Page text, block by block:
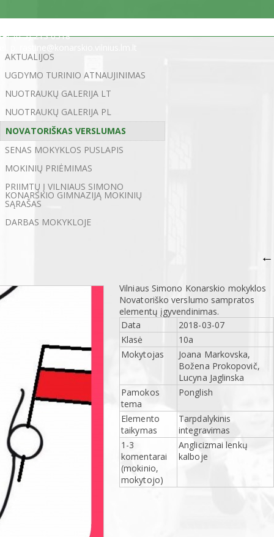
tel. (0 5) 213 0518
AKTUALIJOS
UGDYMO TURINIO ATNAUJINIMAS
NUOTRAUKŲ GALERIJA LT
NUOTRAUKŲ GALERIJA PL
NOVATORIŠKAS VERSLUMAS
SENAS MOKYKLOS PUSLAPIS
MOKINIŲ PRIĖMIMAS
PRIIMTŲ Į VILNIAUS SIMONO
KONARSKIO GIMNAZIJĄ MOKINIŲ
SĄRAŠAS
DARBAS MOKYKLOJE
←
Vilniaus Simono Konarskio mokyklos
Novatoriško verslumo sampratos
elementų įgyvendinimas.
Data
2018-03-07
Klasė
10a
Mokytojas
Joana Markovska,
Božena Prokopovič,
Lucyna Jaglinska
Pamokos
tema
Ponglish
Elemento
taikymas
Tarpdalykinis
integravimas
1-3
komentarai
(mokinio,
mokytojo)
Anglicizmai lenkų
kalboje